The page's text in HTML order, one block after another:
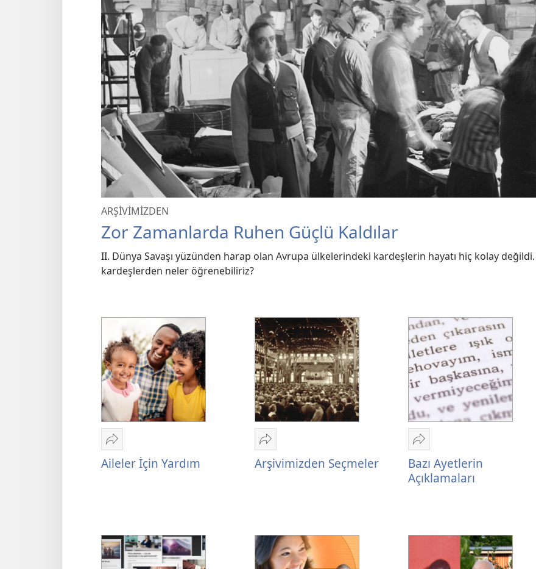
ARŞİVİMİZDEN
Zor Zamanlarda Ruhen Güçlü Kaldılar
II. Dünya Savaşı yüzünden harap olan Avrupa ülkelerindeki kardeşlerin hayatı hiç kolay
kardeşlerden neler öğrenebiliriz?
Paylaş
Aileler
Aileler İçin Yardım
Paylaş
Arşivimizden
Seçmeler
Arşivimizden Seçmeler
Paylaş
Bazı
Ayetlerin
Açıklamaları
Bazı Ayetlerin
Açıklamaları